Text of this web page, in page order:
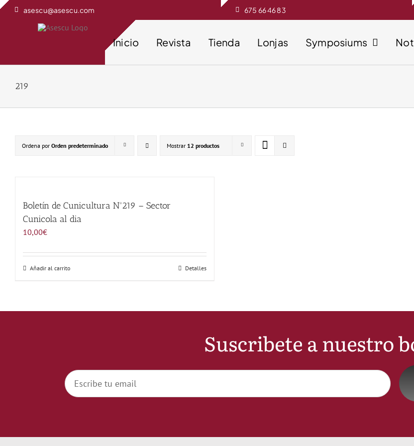
Saltar
asescu@asescu.com 675 66 46 83
Inicio Revista Tienda Lonjas Symposiums
219
Ordena por Orden predeterminado Mostrar 12 productos
Boletín de Cunicultura Nº219 – Sector
Cunicola al dia
10,00€
Añadir al carrito Detalles
Suscribete a nuestro